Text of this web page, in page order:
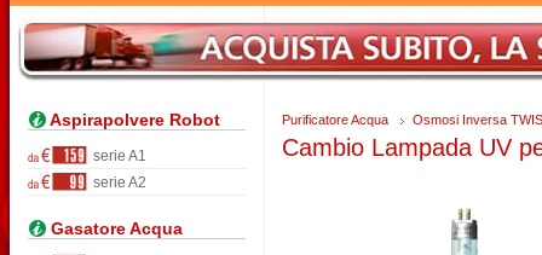
Aspirapolvere Robot
serie A1
serie A2
Gasatore Acqua
Purificatore Acqua Osmosi Inversa
Cambio Lampada UV